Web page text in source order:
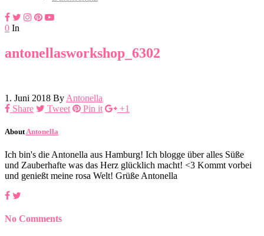
0 In
antonellasworkshop_6302
1. Juni 2018 By Antonella
Share
Tweet Pin it +1
About Antonella
Ich bin's die Antonella aus Hamburg! Ich blogge über alles Süße
und Zauberhafte was das Herz glücklich macht! <3 Kommt vorbei
und genießt meine rosa Welt! Grüße Antonella
No Comments